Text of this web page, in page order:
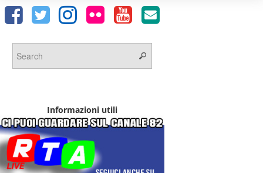
Informazioni utili